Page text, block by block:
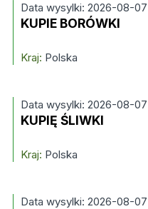
Data wysylki: 2026-08-07
KUPIE BORÓWKI
Kraj: Polska
Data wysylki: 2026-08-07
KUPIĘ ŚLIWKI
Kraj: Polska
Data wysylki: 2026-08-07